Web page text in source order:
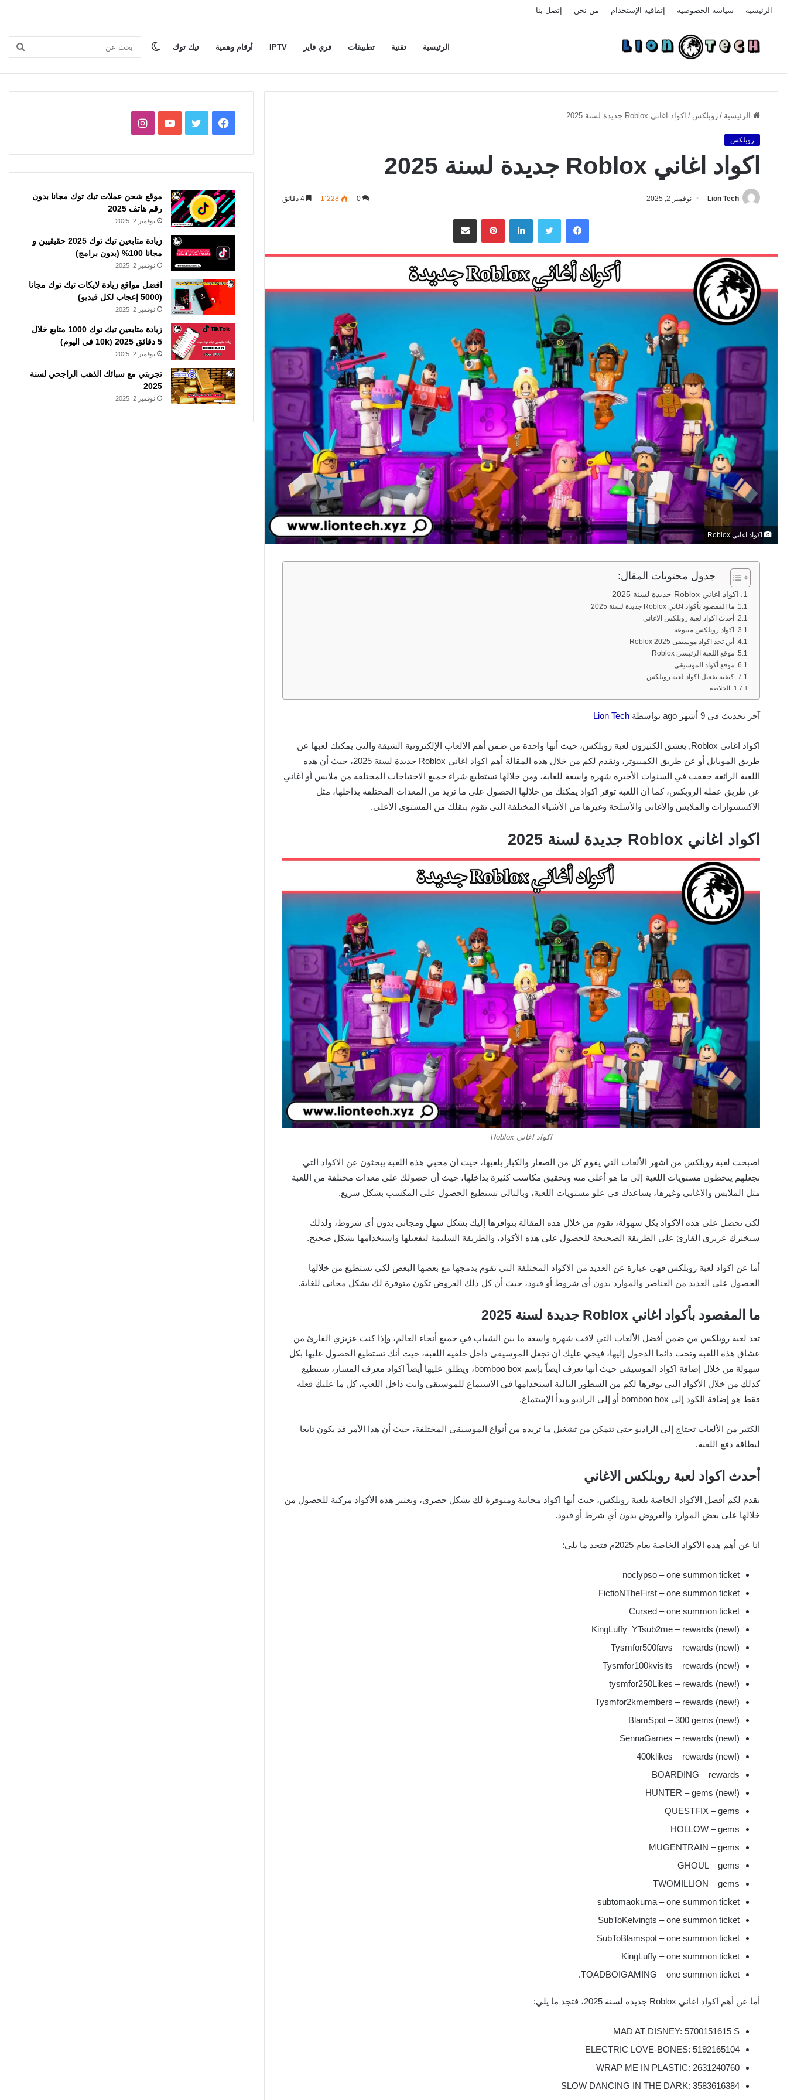
الرئيسية سياسة الخصوصية إتفاقية الإستخدام من نحن إتصل بنا
الرئيسية تقنية تطبيقات فري فاير IPTV أرقام وهمية تيك توك بحث الوضع
الرئيسية / روبلكس / اكواد اغاني Roblox جديدة لسنة 2025
روبلكس
اكواد اغاني Roblox جديدة لسنة 2025
Lion Tech نوفمبر 2, 2025 0 1٬228
فيسبوك تويتر لينكدإن بينتيريستمشاركة عبر البريد
اكواد اغاني Roblox
جدول محتويات المقال:
اكواد اغاني Roblox جديدة لسنة 2025
ما المقصود بأكواد اغاني Roblox جديدة لسنة 2025
أحدث اكواد لعبة روبلكس الاغاني
اكواد روبلكس متنوعة
أين تجد اكواد موسيقى Roblox 2025
موقع اللعبة الرئيسي Roblox
موقع أكواد الموسيقى
كيفية تفعيل اكواد لعبة روبلكس
الخلاصة
آخر تحديث في 9 أشهر ago بواسطة Lion Tech
اكواد اغاني Roblox, يعشق الكثيرون لعبة روبلكس، حيث أنها واحدة من ضمن أهم الألعاب الإلكترونية الشيقة والتي يمكنك لعبها عن
طريق الموبايل أو عن طريق الكمبيوتر، ونقدم لكم من خلال هذه المقالة أهم اكواد اغاني Roblox جديدة لسنة 2025، حيث أن هذه
اللعبة الرائعة حققت في السنوات الأخيرة شهرة واسعة للغاية، ومن خلالها تستطيع شراء جميع الاحتياجات المختلفة من ملابس أو أغاني
عن طريق عملة الروبكس، كما أن اللعبة توفر اكواد يمكنك من خلالها الحصول على ما تريد من المعدات المختلفة بداخلها، مثل
الاكسسوارات والملابس والأغاني والأسلحة وغيرها من الأشياء المختلفة التي تقوم بنقلك من المستوى الأعلى.
اكواد اغاني Roblox جديدة لسنة 2025
اكواد اغاني Roblox
اصبحت لعبة روبلكس من اشهر الألعاب التي يقوم كل من الصغار والكبار بلعبها، حيث أن محبي هذه اللعبة يبحثون عن الاكواد التي
تجعلهم يتخطون مستويات اللعبة إلى ما هو أعلى منه وتحقيق مكاسب كثيرة بداخلها، حيث أن حصولك على معدات مختلفة من اللعبة
مثل الملابس والاغاني وغيرها، يساعدك في علو مستويات اللعبة، وبالتالي تستطيع الحصول على المكسب بشكل سريع.
لكي تحصل على هذه الاكواد بكل سهولة، نقوم من خلال هذه المقالة بتوافرها إليك بشكل سهل ومجاني بدون أي شروط، ولذلك
سنخبرك عزيزي القارئ على الطريقة الصحيحة للحصول على هذه الأكواد، والطريقة السليمة لتفعيلها واستخدامها بشكل صحيح.
أما عن اكواد لعبة روبلكس فهي عبارة عن العديد من الاكواد المختلفة التي تقوم بدمجها مع بعضها البعض لكي تستطيع من خلالها
الحصول على العديد من العناصر والموارد بدون أي شروط أو قيود، حيث أن كل ذلك العروض تكون متوفرة لك بشكل مجاني للغاية.
ما المقصود بأكواد اغاني Roblox جديدة لسنة 2025
تعد لعبة روبلكس من ضمن أفضل الألعاب التي لاقت شهرة واسعة ما بين الشباب في جميع أنحاء العالم، وإذا كنت عزيزي القارئ من
عشاق هذه اللعبة وتحب دائما الدخول إليها، فيجي عليك أن تجعل الموسيقى داخل خلفية اللعبة، حيث أنك تستطيع الحصول عليها بكل
سهولة من خلال إضافة اكواد الموسيقى حيث أنها تعرف أيضاً بإسم bomboo box، ويطلق عليها أيضاً اكواد معرف المسار، تستطيع
كذلك من خلال الأكواد التي نوفرها لكم من السطور التالية استخدامها في الاستماع للموسيقى وانت داخل اللعب، كل ما عليك فعله
فقط هو إضافة الكود إلى bomboo box أو إلى الراديو وبدأ الإستماع.
الكثير من الألعاب تحتاج إلى الراديو حتى تتمكن من تشغيل ما تريده من أنواع الموسيقى المختلفة، حيث أن هذا الأمر قد يكون تابعا
لبطاقة دفع اللعبة.
أحدث اكواد لعبة روبلكس الاغاني
نقدم لكم أفضل الاكواد الخاصة بلعبة روبلكس، حيث أنها اكواد مجانية ومتوفرة لك بشكل حصري، وتعتبر هذه الأكواد مركبة للحصول من
خلالها على بعض الموارد والعروض بدون أي شرط أو قيود.
انا عن أهم هذه الأكواد الخاصة بعام 2025م فتجد ما يلي:
noclypso – one summon ticket
FictioNTheFirst – one summon ticket
Cursed – one summon ticket
KingLuffy_YTsub2me – rewards (new!)
Tysmfor500favs – rewards (new!)
Tysmfor100kvisits – rewards (new!)
tysmfor250Likes – rewards (new!)
Tysmfor2kmembers – rewards (new!)
BlamSpot – 300 gems (new!)
SennaGames – rewards (new!)
400klikes – rewards (new!)
BOARDING – rewards
HUNTER – gems (new!)
QUESTFIX – gems
HOLLOW – gems
MUGENTRAIN – gems
GHOUL – gems
TWOMILLION – gems
subtomaokuma – one summon ticket
SubToKelvingts – one summon ticket
SubToBlamspot – one summon ticket
KingLuffy – one summon ticket
TOADBOIGAMING – one summon ticket.
أما عن أهم اكواد اغاني Roblox جديدة لسنة 2025، فتجد ما يلي:
MAD AT DISNEY: 5700151615 S
ELECTRIC LOVE-BONES: 5192165104
WRAP ME IN PLASTIC: 2631240760
SLOW DANCING IN THE DARK: 3583616384
فيسبوكتويتر يوتيوبانستقرام
موقع شحن عملات تيك توك مجانا بدون
رقم هاتف 2025
نوفمبر 2, 2025
زيادة متابعين تيك توك 2025 حقيقيين و
مجانا 100% (بدون برامج)
نوفمبر 2, 2025
افضل مواقع زيادة لايكات تيك توك مجانا
(5000 إعجاب لكل فيديو)
نوفمبر 2, 2025
زيادة متابعين تيك توك 1000 متابع خلال
5 دقائق 2025 (10k في اليوم)
نوفمبر 2, 2025
تجربتي مع سبائك الذهب الراجحي لسنة
2025
نوفمبر 2, 2025